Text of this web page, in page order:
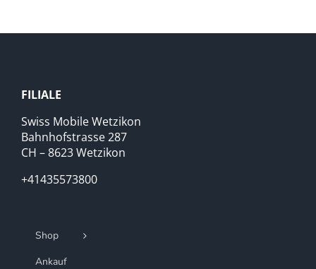
FILIALE
Swiss Mobile Wetzikon
Bahnhofstrasse 287
CH – 8623 Wetzikon
+41435573800
Shop
Ankauf